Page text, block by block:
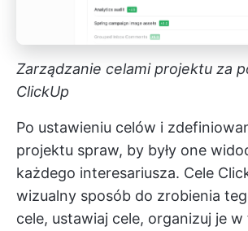
Zarządzanie celami projektu za
ClickUp
Po ustawieniu celów i
projektu spraw, by były one
każdego interesariusza. Cele
wizualny sposób do zrobienia
cele, ustawiaj cele, organizuj je